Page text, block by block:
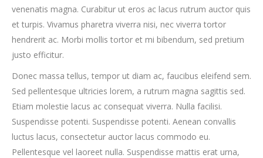
venenatis magna. Curabitur ut eros ac lacus rutrum auctor quis
et turpis. Vivamus pharetra viverra nisi, nec viverra tortor
hendrerit ac. Morbi mollis tortor et mi bibendum, sed pretium
justo efficitur.
Donec massa tellus, tempor ut diam ac, faucibus eleifend sem.
Sed pellentesque ultricies lorem, a rutrum magna sagittis sed.
Etiam molestie lacus ac consequat viverra. Nulla facilisi.
Suspendisse potenti. Suspendisse potenti. Aenean convallis
luctus lacus, consectetur auctor lacus commodo eu.
Pellentesque vel laoreet nulla. Suspendisse mattis erat urna,